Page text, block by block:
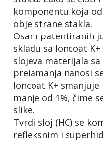
komponentu koja
obje strane stakla.
Osam patentiranih
skladu sa Ioncoat
slojeva materijala
prelamanja nanosi
Ioncoat K+
manje od 1%, čime
slike.
Tvrdi sloj (HC) se
refleksnim i